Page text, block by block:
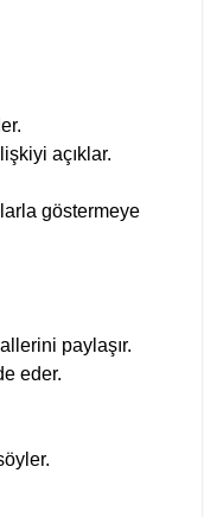
açıklar.
göstermeye
paylaşır.
eder.